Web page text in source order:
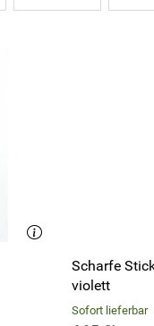
Scharfe
violett
Sofort lieferbar